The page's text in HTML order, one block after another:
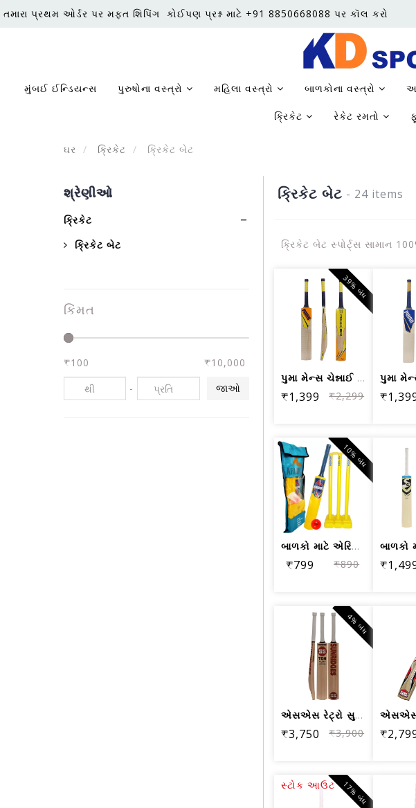
તમારા પ્રથમ ઓર્ડર પર મફત શિપિંગ કોઈપણ પ્રશ્ન માટે +91 8850668088 પર કૉલ કરો
મુંબઈ ઈન્ડિયન્સ પુરુષોના વસ્ત્રો મહિલા વસ્ત્રો બાળકોના વસ્ત્રો
ક્રિકેટ રેકેટ રમતો
ઘર ક્રિકેટ ક્રિકેટ બેટ
શ્રેણીઓ
ક્રિકેટ
ક્રિકેટ બેટ
કિંમત
₹100
₹10,000
-
જાઓ
ક્રિકેટ બેટ - 24 items
ક્રિકેટ બેટ સ્પોર્ટ્સ સામાન
પુમા મેન્સ ચેન્નાઈ જેએનઆર સિટી બેટ, ય...
₹1,399 ₹2,299
39% બંધ
બાળકો માટે એરિડોક્સ પ્લાસ્ટિક ક્રિકેટ...
₹799 ₹890
10% બંધ
એસએસ રેટ્રો સુપર પાવર કાશ્મીર વિલો ક્...
₹3,750 ₹3,900
4% બંધ
સ્ટોક આઉટ 17% બંધ